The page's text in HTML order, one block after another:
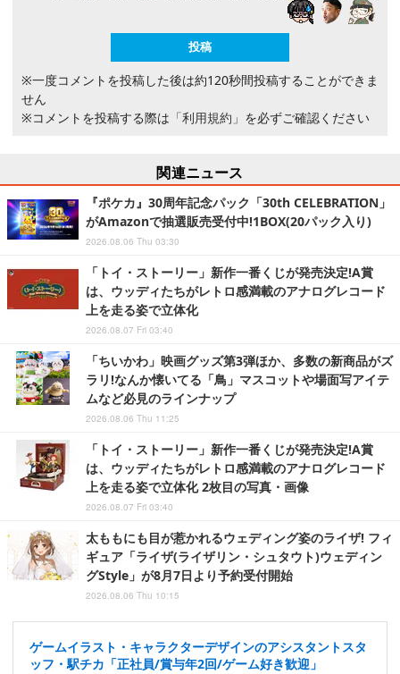
※一度コメントを投稿した後は約120秒間投稿することができま
せん
※コメントを投稿する際は 「利用規約」 を必ずご確認ください
関連ニュース
『ポケカ』30周年記念パック「30th CELEBRATION」
がAmazonで抽選販売受付中!1BOX(20パック入り)
2026.08.06 Thu 03:30
「トイ・ストーリー」新作一番くじが発売決定!A賞
は、ウッディたちがレトロ感満載のアナログレコード
上を走る姿で立体化
2026.08.07 Fri 03:40
「ちいかわ」映画グッズ第3弾ほか、多数の新商品がズ
ラリ!なんか懐いてる「鳥」マスコットや場面写アイテ
ムなど必見のラインナップ
2026.08.06 Thu 11:25
「トイ・ストーリー」新作一番くじが発売決定!A賞
は、ウッディたちがレトロ感満載のアナログレコード
上を走る姿で立体化 2枚目の写真・画像
2026.08.07 Fri 03:40
太ももにも目が惹かれるウェディング姿のライザ! フィ
ギュア「ライザ(ライザリン・シュタウト)ウェディン
グStyle」が8月7日より予約受付開始
2026.08.06 Thu 10:15
ゲームイラスト・キャラクターデザインのアシスタントスタ
ッフ・駅チカ「正社員/賞与年2回/ゲーム好き歓迎」